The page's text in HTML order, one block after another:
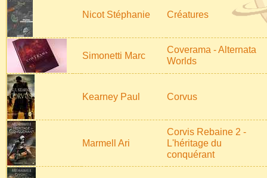
Nicot Stéphanie Créatures
Simonetti Marc
Coverama - Alternata
Worlds
Kearney Paul Corvus
Marmell Ari
Corvis Rebaine 2 -
L'héritage du
conquérant